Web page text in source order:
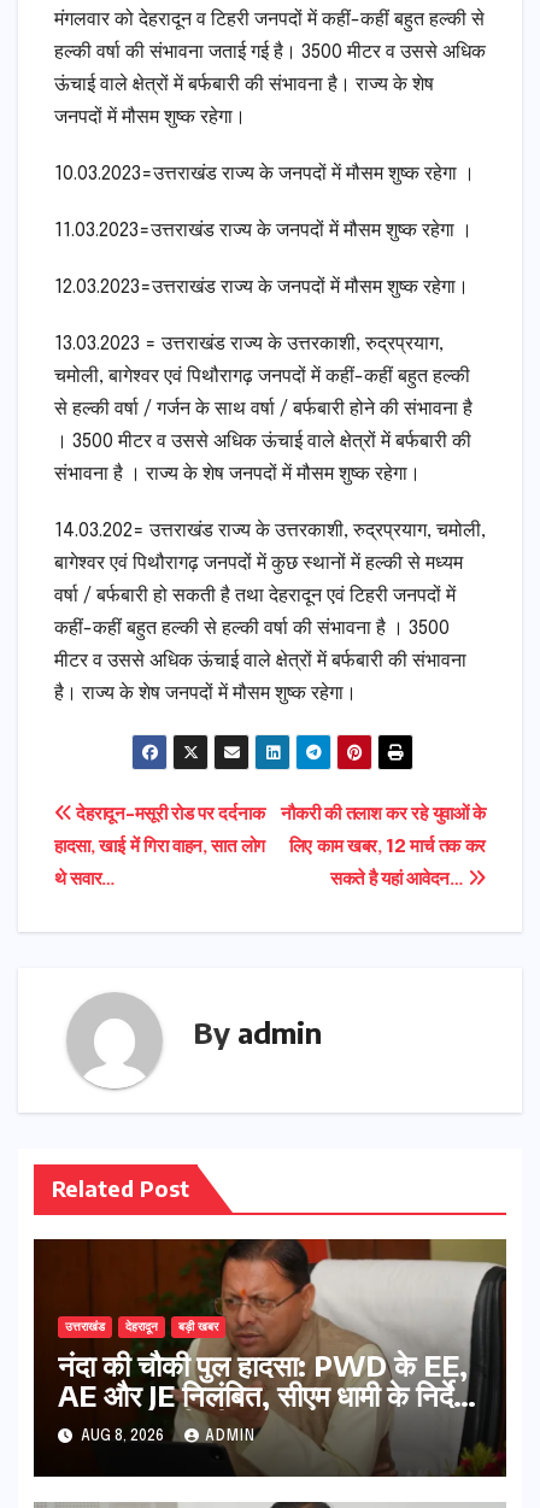
मंगलवार को देहरादून व टिहरी जनपदों में कहीं-कहीं बहुत हल्की से
हल्की वर्षा की संभावना जताई गई है। 3500 मीटर व उससे अधिक
ऊंचाई वाले क्षेत्रों में बर्फबारी की संभावना है। राज्य के शेष
जनपदों में मौसम शुष्क रहेगा।
10.03.2023=उत्तराखंड राज्य के जनपदों में मौसम शुष्क रहेगा ।
11.03.2023=उत्तराखंड राज्य के जनपदों में मौसम शुष्क रहेगा ।
12.03.2023=उत्तराखंड राज्य के जनपदों में मौसम शुष्क रहेगा।
13.03.2023 = उत्तराखंड राज्य के उत्तरकाशी, रुद्रप्रयाग,
चमोली, बागेश्वर एवं पिथौरागढ़ जनपदों में कहीं-कहीं बहुत हल्की
से हल्की वर्षा / गर्जन के साथ वर्षा / बर्फबारी होने की संभावना है
। 3500 मीटर व उससे अधिक ऊंचाई वाले क्षेत्रों में बर्फबारी की
संभावना है । राज्य के शेष जनपदों में मौसम शुष्क रहेगा।
14.03.202= उत्तराखंड राज्य के उत्तरकाशी, रुद्रप्रयाग, चमोली,
बागेश्वर एवं पिथौरागढ़ जनपदों में कुछ स्थानों में हल्की से मध्यम
वर्षा / बर्फबारी हो सकती है तथा देहरादून एवं टिहरी जनपदों में
कहीं-कहीं बहुत हल्की से हल्की वर्षा की संभावना है । 3500
मीटर व उससे अधिक ऊंचाई वाले क्षेत्रों में बर्फबारी की संभावना
है। राज्य के शेष जनपदों में मौसम शुष्क रहेगा।
Post
navigation
नौकरी की तलाश कर रहे युवाओं के
लिए काम खबर, 12 मार्च तक कर
सकते है यहां आवेदन…
देहरादून-मसूरी रोड पर दर्दनाक
हादसा, खाई में गिरा वाहन, सात लोग
थे सवार…
By admin
Related Post
उत्तराखंड देहरादून बड़ी खबर
नंदा की चौकी पुल हादसा: PWD के EE,
AE और JE निलंबित, सीएम धामी के निर्देश
पर सख्त कार्रवाई
AUG 8, 2026 ADMIN